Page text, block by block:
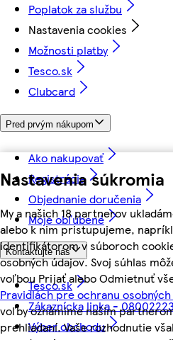
Nastavenia súkromia
My a našich 18 partnerov
alebo k nim pristupujeme,
identifikátorom v súboroch
osobných údajov. Svoj súhlas
voľbou Prijať alebo Odmietnuť
Pravidlách pre ochranu
voľby oznámime našim
prehliadaní. Vaše rozhodnutie
Poplatok za službu
Nastavenia cookies
Možnosti platby
Tesco.sk
Clubcard
Pred prvým nákupom
Ako nakupovať
Registrácia
Objednanie doručenia
Moje obľúbené
Kontaktujte nás
Tesco.sk
Zákaznícka linka -
Výber obchodu